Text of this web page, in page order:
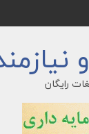
رایگان